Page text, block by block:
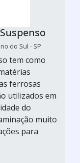
do Sul - SP
tem como
ferrosas
utilizados em
do
muito
para